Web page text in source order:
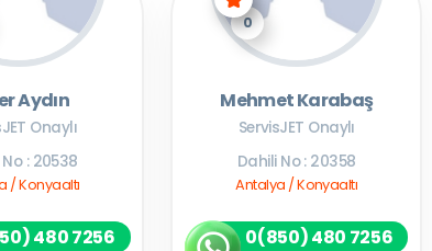
Aydın
Onaylı
: 20538
/ Konyaaltı
480 7256
0
Mehmet Karabaş
ServisJET Onaylı
Dahili No : 20358
Antalya / Konyaaltı
0(850) 480 7256